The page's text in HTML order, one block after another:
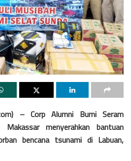
– Corp Alumni Bumi Seram
menyerahkan bantuan
bencana tsunami di Labuan,